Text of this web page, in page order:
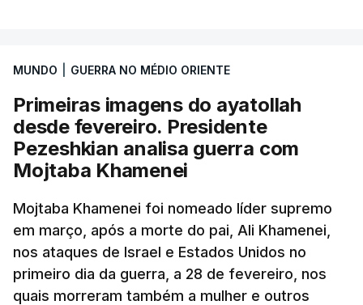
MUNDO GUERRA NO MÉDIO ORIENTE
Primeiras imagens do ayatollah
desde fevereiro. Presidente
Pezeshkian analisa guerra com
Mojtaba Khamenei
Mojtaba Khamenei foi nomeado líder supremo
em março, após a morte do pai, Ali Khamenei,
nos ataques de Israel e Estados Unidos no
primeiro dia da guerra, a 28 de fevereiro, nos
quais morreram também a mulher e outros